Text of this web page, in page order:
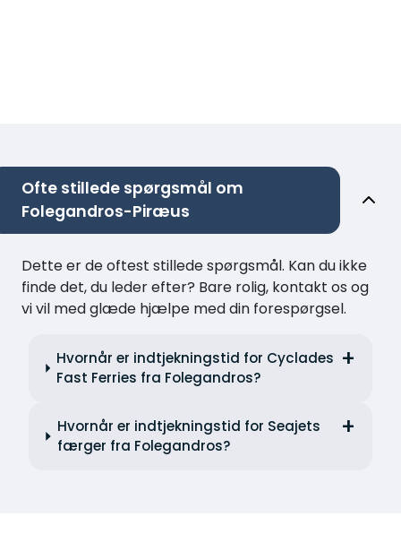
Ofte stillede spørgsmål om
Folegandros-Piræus
Dette er de oftest stillede spørgsmål. Kan du ikke
finde det, du leder efter? Bare rolig, kontakt os og
vi vil med glæde hjælpe med din forespørgsel.
Hvornår er indtjekningstid for Cyclades
Fast Ferries fra Folegandros?
Hvornår er indtjekningstid for Seajets
færger fra Folegandros?